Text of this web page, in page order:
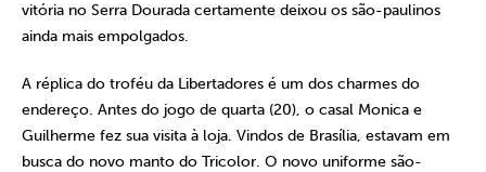
vitória no Serra Dourada certamente deixou os são-paulinos
ainda mais empolgados.
A réplica do troféu da Libertadores é um dos charmes do
endereço. Antes do jogo de quarta (20), o casal Monica e
Guilherme fez sua visita à loja. Vindos de Brasília, estavam em
busca do novo manto do Tricolor. O novo uniforme são-